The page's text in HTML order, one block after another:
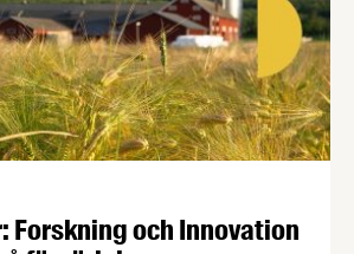
Forskning och Innovation